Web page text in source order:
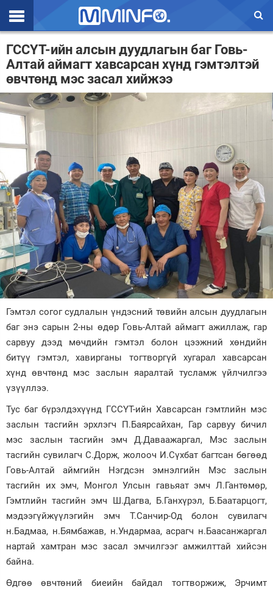
Эхлэл
Цаг агаар
Валют ханш
Улс төр
Эдийн засаг
Үзэл бодол
Спорт
Нийгэм
Дэлхий
Энтертайнмэнт
Зурхай
ГССҮТ-ийн алсын дуудлагын баг Говь-
Алтай аймагт хавсарсан хүнд гэмтэлтэй
өвчтөнд мэс засал хийжээ
Гэмтэл согог судлалын үндэсний төвийн алсын дуудлагын
баг энэ сарын 2-ны өдөр Говь-Алтай аймагт ажиллаж, гар
сарвуу дээд мөчдийн гэмтэл болон цээжний хөндийн
битүү гэмтэл, хавирганы тогтворгүй хугарал хавсарсан
хүнд өвчтөнд мэс заслын яаралтай тусламж үйлчилгээ
үзүүллээ.
Тус баг бүрэлдэхүүнд ГССҮТ-ийн Хавсарсан гэмтлийн мэс
заслын тасгийн эрхлэгч П.Баярсайхан, Гар сарвуу бичил
мэс заслын тасгийн эмч Д.Даваажаргал, Мэс заслын
тасгийн сувилагч С.Дорж, жолооч И.Сүхбат багтсан бөгөөд
Говь-Алтай аймгийн Нэгдсэн эмнэлгийн Мэс заслын
тасгийн их эмч, Монгол Улсын гавьяат эмч Л.Гантөмөр,
Гэмтлийн тасгийн эмч Ш.Дагва, Б.Ганхүрэл, Б.Баатарцогт,
мэдээгүйжүүлэгийн эмч Т.Санчир-Од болон сувилагч
н.Бадмаа, н.Бямбажав, н.Ундармаа, асрагч н.Баасанжаргал
нартай хамтран мэс засал эмчилгээг амжилттай хийсэн
байна.
Өдгөө өвчтөний биеийн байдал тогтворжиж, Эрчимт